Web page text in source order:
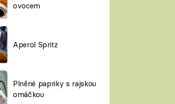
ovocem
Aperol Spritz
Plněné papriky s rajskou
omáčkou